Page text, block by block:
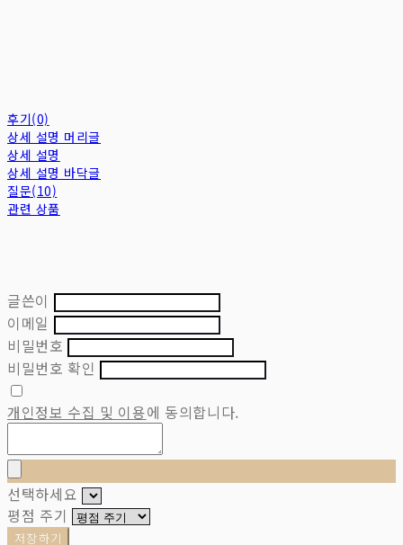
후기(0)
상세 설명 머리글
상세 설명
상세 설명 바닥글
질문(10)
관련 상품
글쓴이
이메일
비밀번호
비밀번호 확인
개인정보 수집 및 이용에 동의합니다.
선택하세요
평점 주기
저장하기